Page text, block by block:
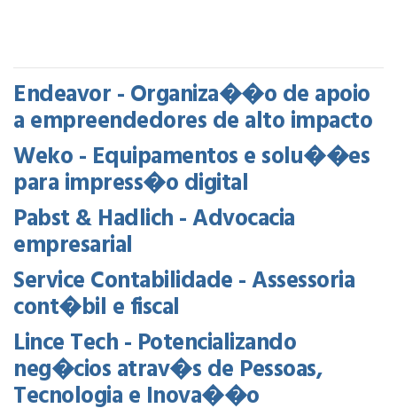
Endeavor - Organiza��o de apoio
a empreendedores de alto impacto
Weko - Equipamentos e solu��es
para impress�o digital
Pabst & Hadlich - Advocacia
empresarial
Service Contabilidade - Assessoria
cont�bil e fiscal
Lince Tech - Potencializando
neg�cios atrav�s de Pessoas,
Tecnologia e Inova��o